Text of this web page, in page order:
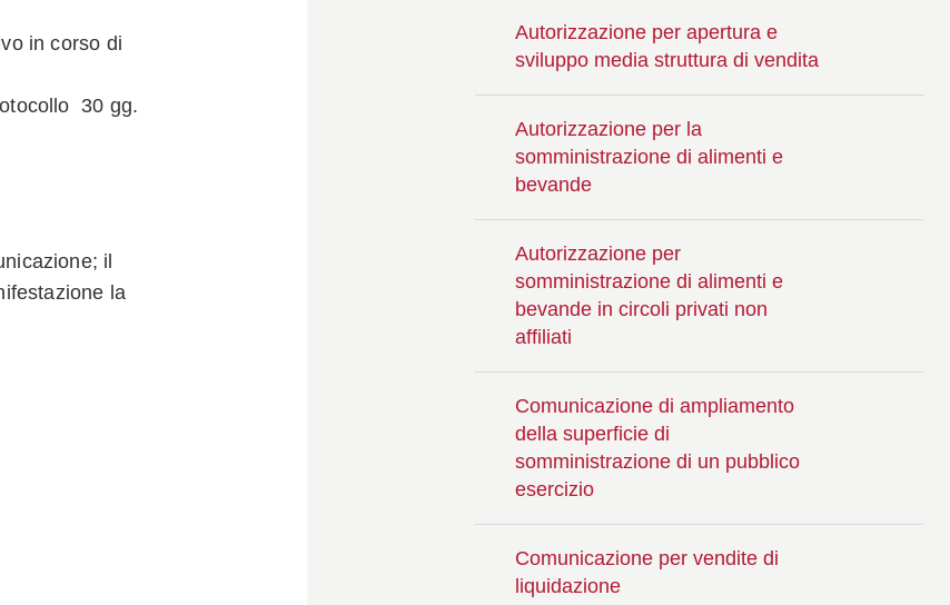
in corso di
30 gg.
il
la
Autorizzazione per apertura e
sviluppo media struttura di vendita
Autorizzazione per la
somministrazione di alimenti e
bevande
Autorizzazione per
somministrazione di alimenti e
bevande in circoli privati non
affiliati
Comunicazione di ampliamento
della superficie di
somministrazione di un pubblico
esercizio
Comunicazione per vendite di
liquidazione